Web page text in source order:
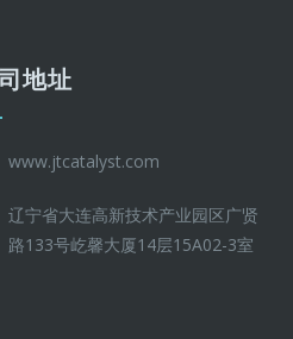
地址
www.jtcatalyst.com
辽宁省大连高新技术产业园区广贤
路133号屹馨大厦14层15A02-3室